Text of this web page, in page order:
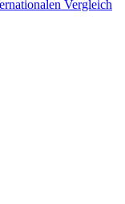
Vergleich